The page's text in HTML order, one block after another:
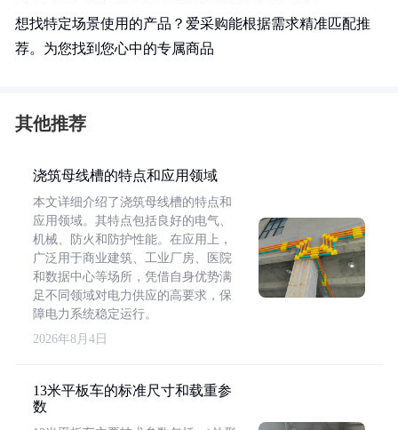
想找特定场景使用的产品？爱采购能根据需求精准匹配推
荐。为您找到您心中的专属商品
其他推荐
浇筑母线槽的特点和应用领域
本文详细介绍了浇筑母线槽的特点和
应用领域。其特点包括良好的电气、
机械、防火和防护性能。在应用上，
广泛用于商业建筑、工业厂房、医院
和数据中心等场所，凭借自身优势满
足不同领域对电力供应的高要求，保
障电力系统稳定运行。
2026年8月4日
13米平板车的标准尺寸和载重参
数